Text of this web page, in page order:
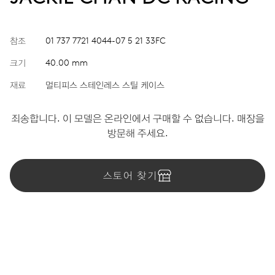
참조 01 737 7721 4044-07 5 21 33FC
크기 40.00 mm
재료 멀티피스 스테인레스 스틸 케이스
죄송합니다. 이 모델은 온라인에서 구매할 수 없습니다. 매장을
방문해 주세요.
스토어 찾기